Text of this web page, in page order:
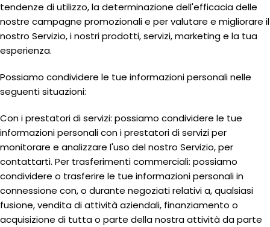
tendenze di utilizzo, la determinazione dell'efficacia delle
nostre campagne promozionali e per valutare e migliorare il
nostro Servizio, i nostri prodotti, servizi, marketing e la tua
esperienza.
Possiamo condividere le tue informazioni personali nelle
seguenti situazioni:
Con i prestatori di servizi: possiamo condividere le tue
informazioni personali con i prestatori di servizi per
monitorare e analizzare l'uso del nostro Servizio, per
contattarti. Per trasferimenti commerciali: possiamo
condividere o trasferire le tue informazioni personali in
connessione con, o durante negoziati relativi a, qualsiasi
fusione, vendita di attività aziendali, finanziamento o
acquisizione di tutta o parte della nostra attività da parte